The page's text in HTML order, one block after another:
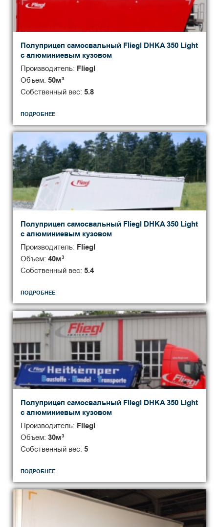
Полуприцеп самосвальный Fliegl DHKA 350 Light
с алюминиевым кузовом
Производитель: Fliegl
Объем: 50м3
Собственный вес: 5.8
ПОДРОБНЕЕ
Полуприцеп самосвальный Fliegl DHKA 350 Light
с алюминиевым кузовом
Производитель: Fliegl
Объем: 40м3
Собственный вес: 5.4
ПОДРОБНЕЕ
Полуприцеп самосвальный Fliegl DHKA 350 Light
с алюминиевым кузовом
Производитель: Fliegl
Объем: 30м3
Собственный вес: 5
ПОДРОБНЕЕ